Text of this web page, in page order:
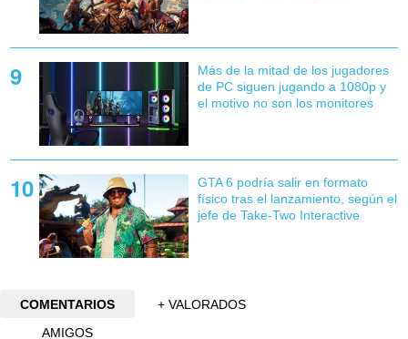
Más de la mitad de los jugadores
de PC siguen jugando a 1080p y
el motivo no son los monitores
GTA 6 podría salir en formato
físico tras el lanzamiento, según el
jefe de Take-Two Interactive
COMENTARIOS
+ VALORADOS
AMIGOS